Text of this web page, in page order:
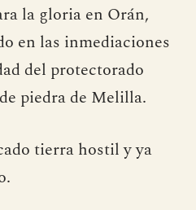
la gloria en Orán,
en las inmediaciones
del protectorado
piedra de Melilla.
tierra hostil y ya